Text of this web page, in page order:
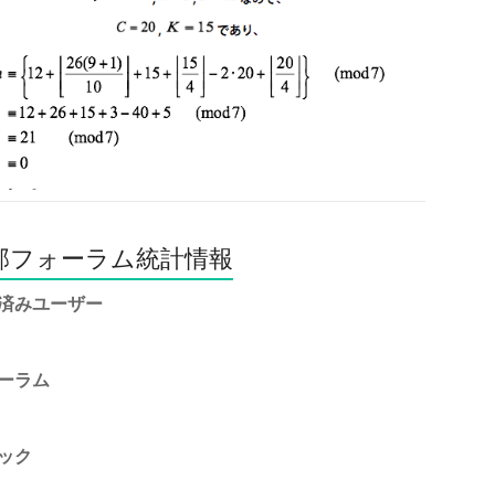
フォーラム統計情報
みユーザー
ラム
ク